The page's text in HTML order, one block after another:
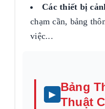
Các thiết bị
chạm cần, bảng
việc...
Bảng
Thuật